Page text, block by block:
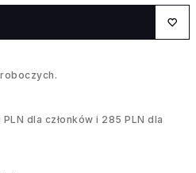
dla członków i 285 PLN dla